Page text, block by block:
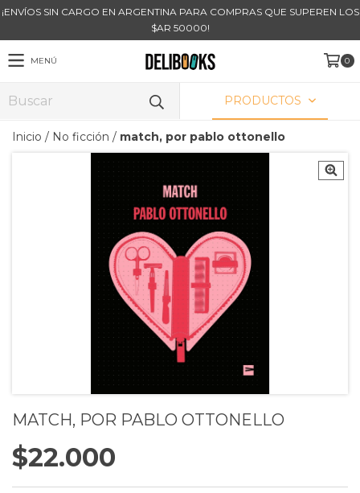
¡ENVÍOS SIN CARGO EN ARGENTINA PARA COMPRAS QUE SUPEREN LOS
$AR 50000!
MENÚ 0
PRODUCTOS
Inicio / No ficción / match, por pablo ottonello
MATCH, POR PABLO OTTONELLO
$22.000